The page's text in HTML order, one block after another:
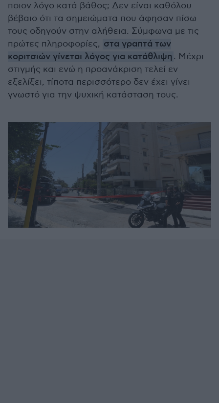
ποιον λόγο κατά βάθος; Δεν είναι καθόλου
βέβαιο ότι τα σημειώματα που άφησαν πίσω
τους οδηγούν στην αλήθεια. Σύμφωνα με τις
πρώτες πληροφορίες, στα γραπτά των
κοριτσιών γίνεται λόγος για κατάθλιψη. Μέχρι
στιγμής και ενώ η προανάκριση τελεί εν
εξελίξει, τίποτα περισσότερο δεν έχει γίνει
γνωστό για την ψυχική κατάσταση τους.